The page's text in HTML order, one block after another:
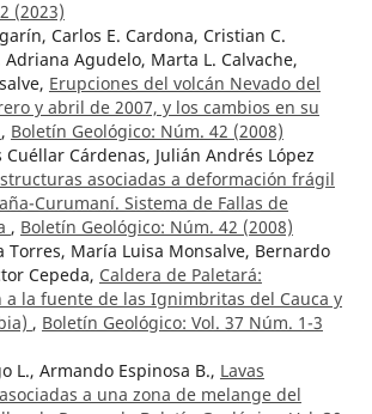
(2023)
Carlos E. Cardona, Cristian C.
Adriana Agudelo, Marta L. Calvache,
Erupciones del volcán Nevado del
y abril de 2007, y los cambios en su
, Boletín Geológico: Núm. 42 (2008)
Cárdenas, Julián Andrés López
asociadas a deformación frágil
Curumaní. Sistema de Fallas de
, Boletín Geológico: Núm. 42 (2008)
Torres, María Luisa Monsalve, Bernardo
Cepeda, Caldera de Paletará:
a la fuente de las Ignimbritas del Cauca y
, Boletín Geológico: Vol. 37 Núm. 1-3
L., Armando Espinosa B., Lavas
a una zona de melange del